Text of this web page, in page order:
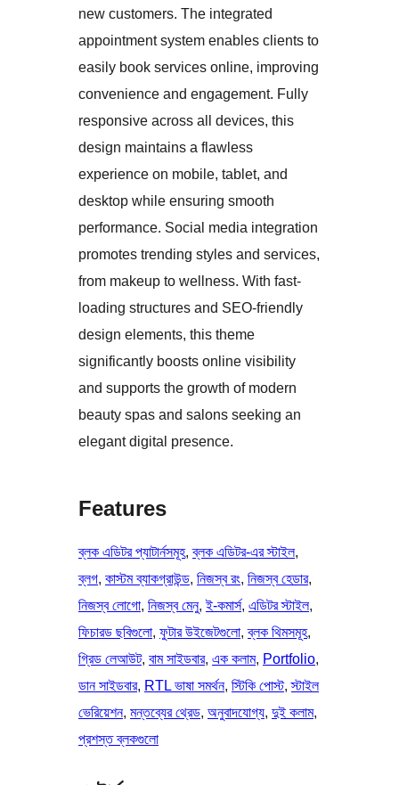
new customers. The integrated
appointment system enables clients to
easily book services online, improving
convenience and engagement. Fully
responsive across all devices, this
design maintains a flawless
experience on mobile, tablet, and
desktop while ensuring smooth
performance. Social media integration
promotes trending styles and services,
from makeup to wellness. With fast-
loading structures and SEO-friendly
design elements, this theme
significantly boosts online visibility
and supports the growth of modern
beauty spas and salons seeking an
elegant digital presence.
Features
ব্লক এডিটর প্যাটার্নসমূহ, ব্লক এডিটর-এর স্টাইল
ব্লগ, কাস্টম ব্যাকগ্রাউন্ড, নিজস্ব রং, নিজস্ব হেডার
নিজস্ব লোগো, নিজস্ব মেনু, ই-কমার্স, এডিটর স্টাইল
ফিচারড ছবিগুলো, ফুটার উইজেটগুলো, ব্লক থিমসমূহ
গ্রিড লেআউট, বাম সাইডবার, এক কলাম, Portfolio
ডান সাইডবার, RTL ভাষা সমর্থন, স্টিকি পোস্ট, স্টাইল
ভেরিয়েশন, মন্তব্যের থ্রেড, অনুবাদযোগ্য, দুই কলাম
প্রশস্ত ব্লকগুলো